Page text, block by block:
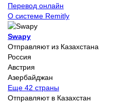
Перевод онлайн
О системе Remitly
Swapy
Отправляют из Казахстана
Россия
Австрия
Азербайджан
Еще 42 страны
Отправляют в Казахстан